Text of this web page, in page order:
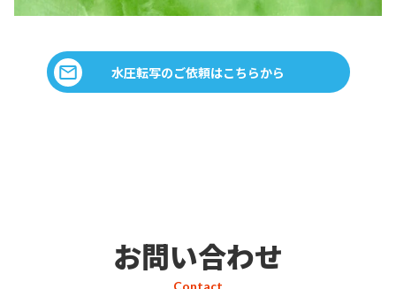
水圧転写のご依頼はこちらから
お問い合わせ
Contact